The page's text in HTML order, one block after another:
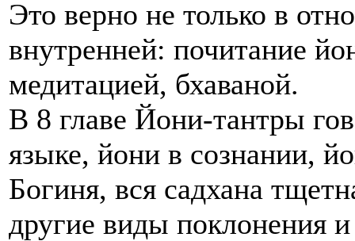
Это верно не только в
внутренней: почитание
медитацией, бхаваной.
В 8 главе Йони-тантры
языке, йони в сознании,
Богиня, вся садхана
другие виды поклонения